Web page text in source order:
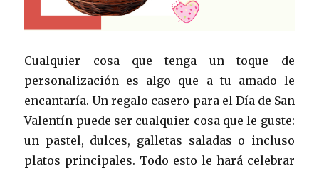
Cualquier cosa que tenga un toque de
personalización es algo que a tu amado le
encantaría. Un regalo casero para el Día de San
Valentín puede ser cualquier cosa que le guste:
un pastel, dulces, galletas saladas o incluso
platos principales. Todo esto le hará celebrar